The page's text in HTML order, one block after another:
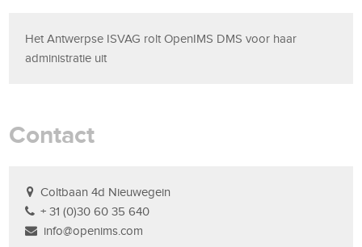
Het Antwerpse ISVAG rolt OpenIMS DMS voor haar
administratie uit
Contact
Coltbaan 4d Nieuwegein
+ 31 (0)30 60 35 640
info@openims.com